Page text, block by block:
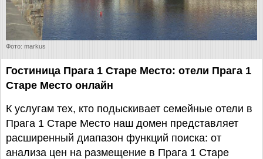
Фото: markus
Гостиница Прага 1 Старе Место: отели Прага 1
Старе Место онлайн
К услугам тех, кто подыскивает семейные отели в
Прага 1 Старе Место наш домен представляет
расширенный диапазон функций поиска: от
анализа цен на размещение в Прага 1 Старе